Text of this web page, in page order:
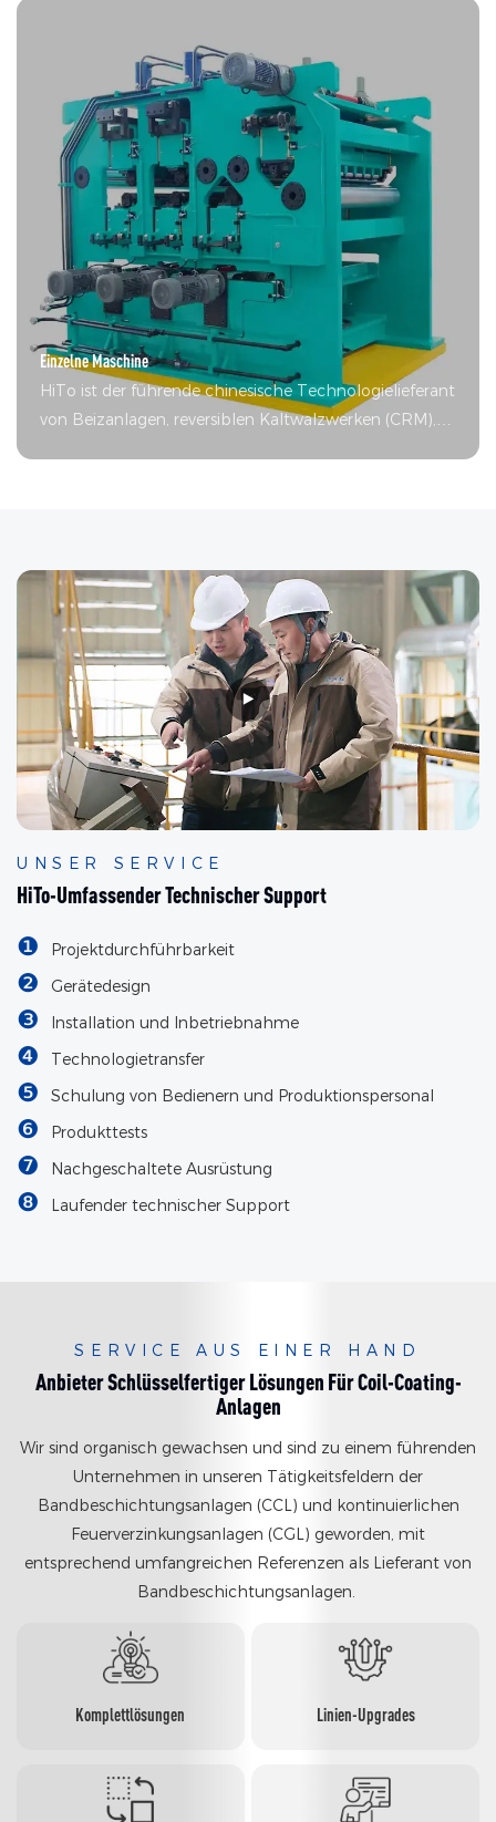
Einzelne Maschine
HiTo ist der führende chinesische Technologielieferant
von Beizanlagen, reversiblen Kaltwalzwerken (CRM),
UNSER SERVICE
HiTo-Umfassender Technischer Support
❶ Projektdurchführbarkeit
❷ Gerätedesign
❸ Installation und Inbetriebnahme
❹ Technologietransfer
❺ Schulung von Bedienern und Produktionspersonal
❻ Produkttests
❼ Nachgeschaltete Ausrüstung
❽ Laufender technischer Support
SERVICE AUS EINER HAND
Anbieter Schlüsselfertiger Lösungen Für Coil-Coating-
Anlagen
Wir sind organisch gewachsen und sind zu einem führenden
Unternehmen in unseren Tätigkeitsfeldern der
Bandbeschichtungsanlagen (CCL) und kontinuierlichen
Feuerverzinkungsanlagen (CGL) geworden, mit
entsprechend umfangreichen Referenzen als Lieferant von
Bandbeschichtungsanlagen.
Komplettlösungen Linien-Upgrades